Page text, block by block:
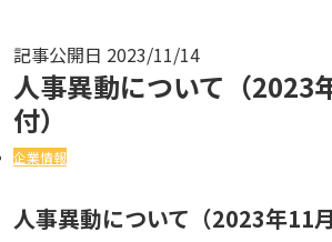
記事公開日 2023/11/14
人事異動について（2023
付）
企業情報
人事異動について（2023年11